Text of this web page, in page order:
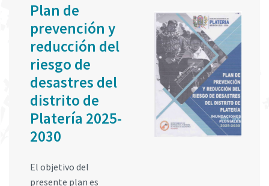
Plan de
prevención y
reducción del
riesgo de
desastres del
distrito de
Platería 2025-
2030
El objetivo del
presente plan es